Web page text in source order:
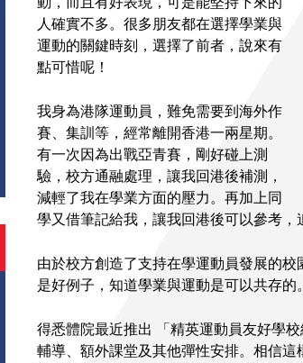
人確實不多。很多朋友都在選擇學業與
運動的關鍵時刻，選擇了前者，說來有
點可惜呢！
我身為港隊運動員，難免需要到海外作
賽、集訓等，經常離開香港一兩星期。
有一次因為出戰亞青賽，剛好碰上測
驗，校方通融處理，讓我回港後補測，
減輕了我在學業方面的壓力。再加上同
學又借筆記給我，讓我回港後可以參考，
由於校方創造了支持在學運動員發展的
是好例子，知道學業與運動是可以共存的。
得悉體院最近推出 「精英運動員友好學
輔導、額外課堂及其他彈性安排。相信